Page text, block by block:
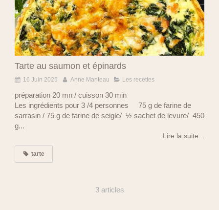
Tarte au saumon et épinards
16 Juin 2025 Anne Manteau Les recettes
préparation 20 mn / cuisson 30 min
Les ingrédients pour 3 /4 personnes 75 g de farine de
sarrasin / 75 g de farine de seigle/ ½ sachet de levure/ 450
g...
Lire la suite...
tarte
3 articles